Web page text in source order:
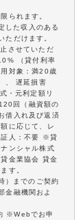
られます。
した収入のある
ただけます。
させていただ
（貸付利率
対象：満20歳
、 遅延損害
・元利定額リ
回（融資額の
借入れ及び返済
に応じて、レ
証人：不要 ※貸
ンシャル株式
金業協会 貸金
す。
）までのご契約
金融機関およ
※Webでお申